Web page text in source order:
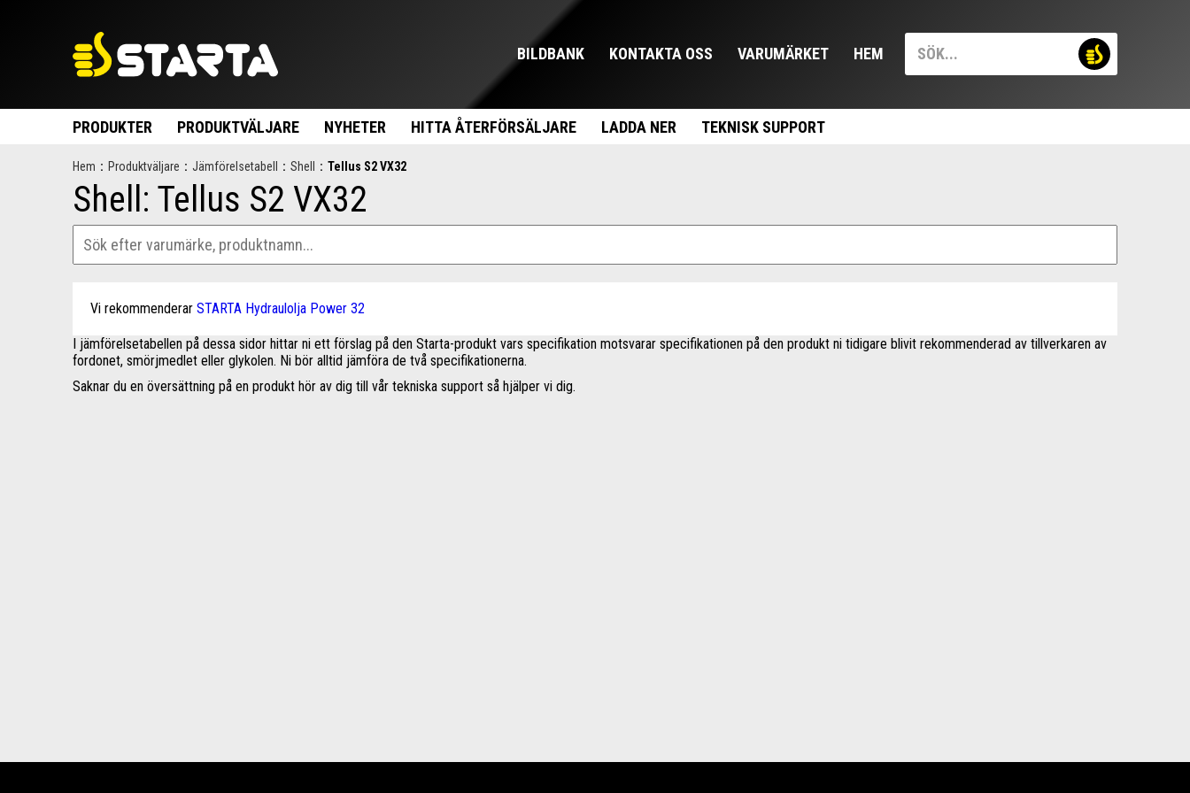
BILDBANK KONTAKTA OSS VARUMÄRKET HEM
PRODUKTER PRODUKTVÄLJARE NYHETER HITTA ÅTERFÖRSÄLJARE LADDA NER TEKNISK SUPPORT
Hem : Produktväljare : Jämförelsetabell : Shell : Tellus S2 VX32
Shell: Tellus S2 VX32
Vi rekommenderar STARTA Hydraulolja Power 32
I jämförelsetabellen på dessa sidor hittar ni ett förslag på den Starta-produkt vars specifikation motsvarar specifikationen på den produkt ni tidigare blivit rekommenderad av tillverkaren av
fordonet, smörjmedlet eller glykolen. Ni bör alltid jämföra de två specifikationerna.
Saknar du en översättning på en produkt hör av dig till vår tekniska support så hjälper vi dig.